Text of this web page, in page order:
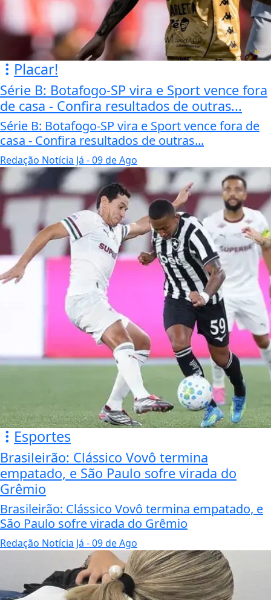
Placar!
Série B: Botafogo-SP vira e Sport vence fora
de casa - Confira resultados de outras...
Série B: Botafogo-SP vira e Sport vence fora de
casa - Confira resultados de outras...
Redação Notícia Já - 09 de Ago
Esportes
Brasileirão: Clássico Vovô termina
empatado, e São Paulo sofre virada do
Grêmio
Brasileirão: Clássico Vovô termina empatado, e
São Paulo sofre virada do Grêmio
Redação Notícia Já - 09 de Ago